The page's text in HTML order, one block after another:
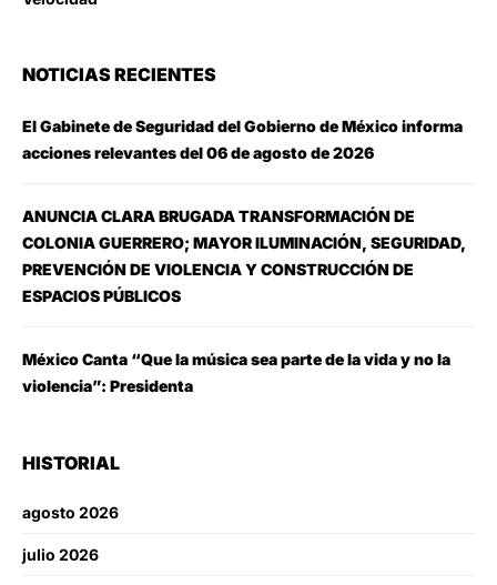
NOTICIAS RECIENTES
El Gabinete de Seguridad del Gobierno de México informa
acciones relevantes del 06 de agosto de 2026
ANUNCIA CLARA BRUGADA TRANSFORMACIÓN DE
COLONIA GUERRERO; MAYOR ILUMINACIÓN, SEGURIDAD,
PREVENCIÓN DE VIOLENCIA Y CONSTRUCCIÓN DE
ESPACIOS PÚBLICOS
México Canta “Que la música sea parte de la vida y no la
violencia”: Presidenta
HISTORIAL
agosto 2026
julio 2026